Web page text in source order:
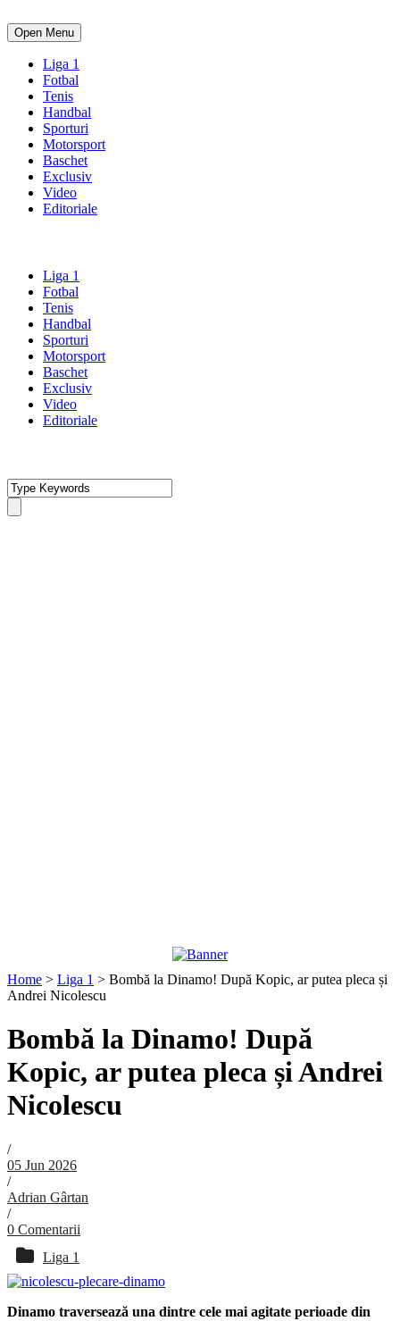
Open Menu
Liga 1
Fotbal
Tenis
Handbal
Sporturi
Motorsport
Baschet
Exclusiv
Video
Editoriale
Liga 1
Fotbal
Tenis
Handbal
Sporturi
Motorsport
Baschet
Exclusiv
Video
Editoriale
Home > Liga 1 > Bombă la Dinamo! După Kopic, ar putea pleca și
Andrei Nicolescu
Bombă la Dinamo! După
Kopic, ar putea pleca și Andrei
Nicolescu
/
05 Jun 2026
/
Adrian Gârtan
/
0 Comentarii
Liga 1
Dinamo traversează una dintre cele mai agitate perioade din